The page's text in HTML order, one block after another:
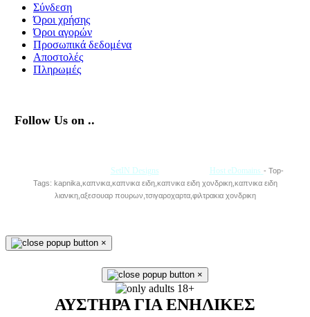
Σύνδεση
Όροι χρήσης
Όροι αγορών
Προσωπικά δεδομένα
Αποστολές
Πληρωμές
Follow Us on ..
SetIN Designs Host eDomains - Top-
Tags: kapnika,καπνικα,καπνικα ειδη,καπνικα ειδη χονδρικη,καπνικα ειδη
λιανικη,αξεσουαρ πουρων,τσιγαροχαρτα,φιλτρακια χονδρικη
×
×
ΑΥΣΤΗΡΑ ΓΙΑ ΕΝΗΛΙΚΕΣ